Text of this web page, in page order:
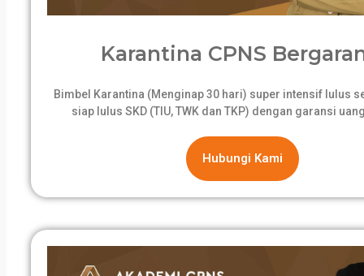
Karantina CPNS
Bimbel Karantina (Menginap 30 hari) super intensif lulus
siap lulus SKD (TIU, TWK dan TKP) dengan garansi
Hubungi Kami